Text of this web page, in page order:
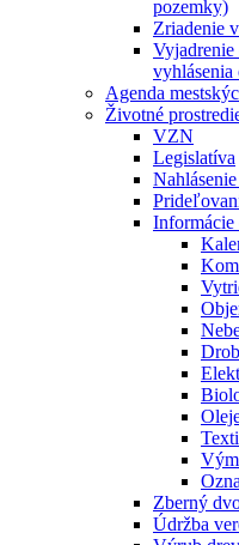
pozemky)
Zriadenie
Vyjadrenie
Agenda
Životné
VZN
Legislatíva
Informácie
Zberný
Údržba